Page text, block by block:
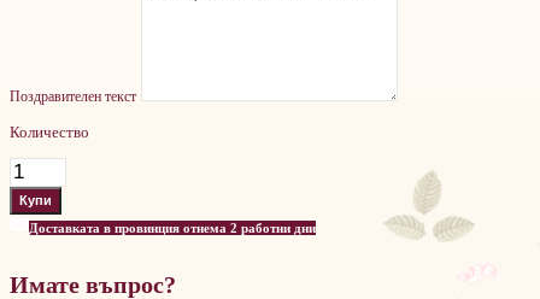
Поздравителен текст
Количество
Доставката в провинция отнема 2 работни дни
Имате въпрос?